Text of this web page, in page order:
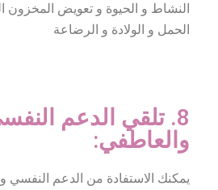
النشاط و الحيوة و تعويض المخزون
الحمل و الولادة و الرضاعة
8. تلقي الدعم
والعاطفي:
يمكنك الاستفادة من الدعم النفسي